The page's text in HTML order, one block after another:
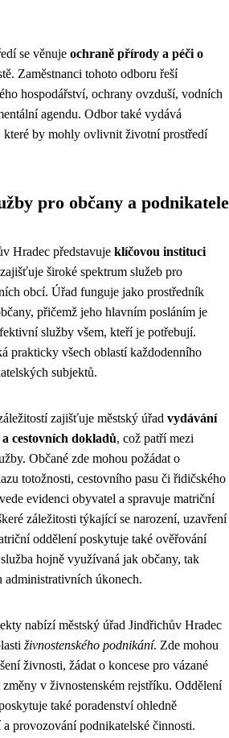
se věnuje ochraně přírody a péči o
Zaměstnanci tohoto odboru řeší
hospodářství, ochrany ovzduší, vodních
agendu. Odbor také vydává
které by mohly ovlivnit životní prostředí
pro občany a podnikatele
Hradec představuje klíčovou instituci
široké spektrum služeb pro
obcí. Úřad funguje jako prostředník
přičemž jeho hlavním posláním je
služby všem, kteří je potřebují.
prakticky všech oblastí každodenního
subjektů.
zajišťuje městský úřad vydávání
cestovních dokladů, což patří mezi
Občané zde mohou požádat o
totožnosti, cestovního pasu či řidičského
evidenci obyvatel a spravuje matriční
záležitosti týkající se narození, uzavření
oddělení poskytuje také ověřování
hojně využívaná jak občany, tak
úkonech.
nabízí městský úřad Jindřichův Hradec
živnostenského podnikání. Zde mohou
živnosti, žádat o koncese pro vázané
v živnostenském rejstříku. Oddělení
také poradenství ohledně
provozování podnikatelské činnosti.